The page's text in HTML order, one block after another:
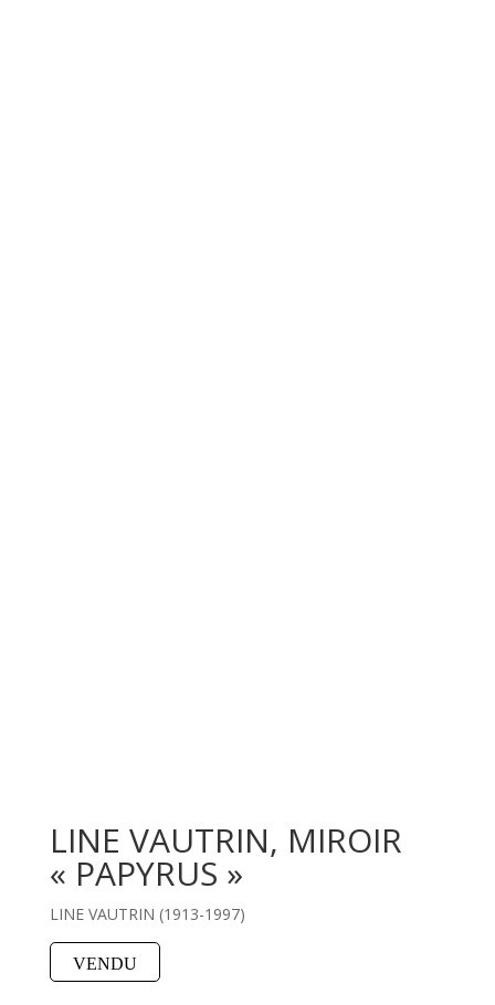
LINE VAUTRIN, MIROIR
« PAPYRUS »
LINE VAUTRIN (1913-1997)
VENDU